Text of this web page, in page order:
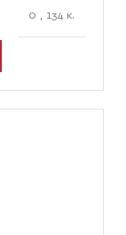
0 , 134 κ.